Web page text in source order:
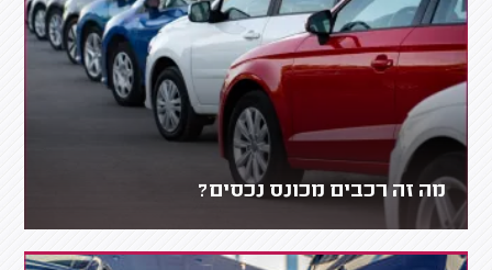
מה זה רכבים מכונס נכסים?